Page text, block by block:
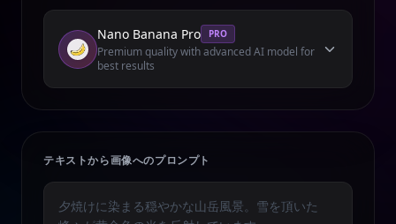
Nano Banana Pro PRO
Premium quality with advanced AI model for
best results
テキストから画像へのプロンプト